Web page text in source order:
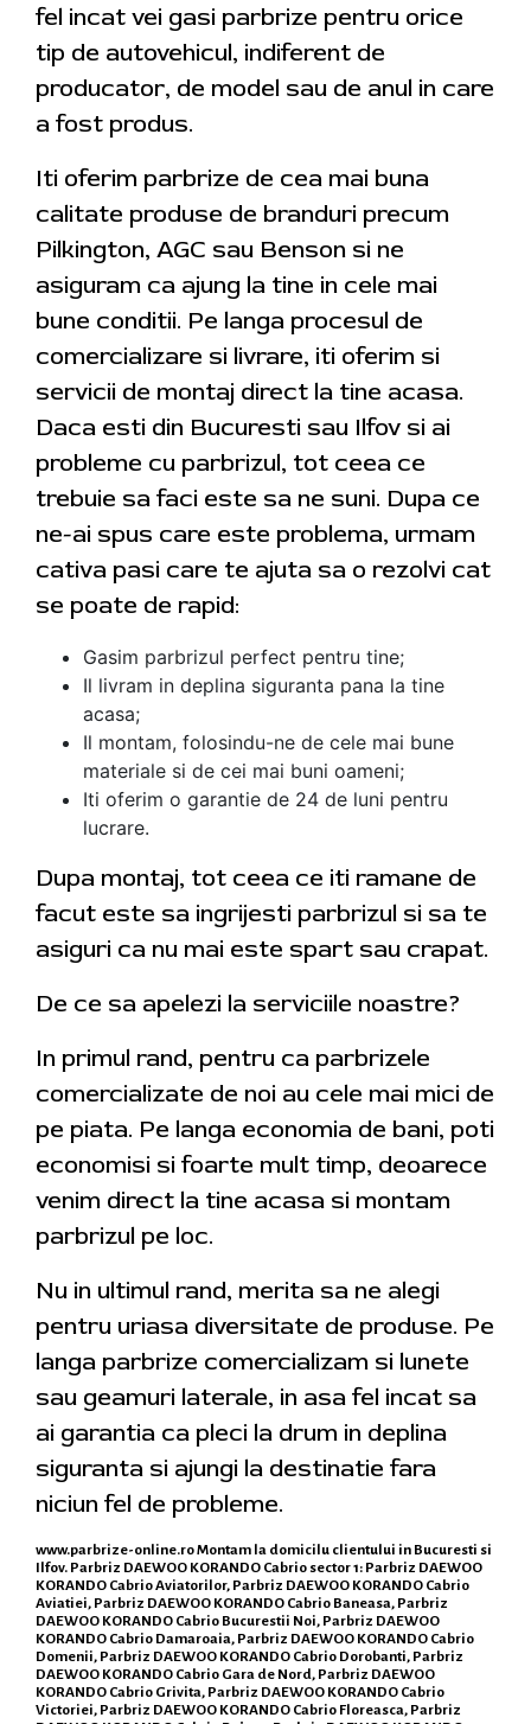
fel incat vei gasi parbrize pentru orice
tip de autovehicul, indiferent de
producator, de model sau de anul in care
a fost produs.
Iti oferim parbrize de cea mai buna
calitate produse de branduri precum
Pilkington, AGC sau Benson si ne
asiguram ca ajung la tine in cele mai
bune conditii. Pe langa procesul de
comercializare si livrare, iti oferim si
servicii de montaj direct la tine acasa.
Daca esti din Bucuresti sau Ilfov si ai
probleme cu parbrizul, tot ceea ce
trebuie sa faci este sa ne suni. Dupa ce
ne-ai spus care este problema, urmam
cativa pasi care te ajuta sa o rezolvi cat
se poate de rapid:
Gasim parbrizul perfect pentru tine;
Il livram in deplina siguranta pana la tine
acasa;
Il montam, folosindu-ne de cele mai bune
materiale si de cei mai buni oameni;
Iti oferim o garantie de 24 de luni pentru
lucrare.
Dupa montaj, tot ceea ce iti ramane de
facut este sa ingrijesti parbrizul si sa te
asiguri ca nu mai este spart sau crapat.
De ce sa apelezi la serviciile noastre?
In primul rand, pentru ca parbrizele
comercializate de noi au cele mai mici de
pe piata. Pe langa economia de bani, poti
economisi si foarte mult timp, deoarece
venim direct la tine acasa si montam
parbrizul pe loc.
Nu in ultimul rand, merita sa ne alegi
pentru uriasa diversitate de produse. Pe
langa parbrize comercializam si lunete
sau geamuri laterale, in asa fel incat sa
ai garantia ca pleci la drum in deplina
siguranta si ajungi la destinatie fara
niciun fel de probleme.
www.parbrize-online.roMontam la domicilu clientului in Bucuresti si
Ilfov. Parbriz DAEWOO KORANDO Cabrio sector 1: Parbriz DAEWOO
KORANDO Cabrio Aviatorilor, Parbriz DAEWOO KORANDO Cabrio
Aviatiei, Parbriz DAEWOO KORANDO Cabrio Baneasa, Parbriz
DAEWOO KORANDO Cabrio Bucurestii Noi, Parbriz DAEWOO
KORANDO Cabrio Damaroaia, Parbriz DAEWOO KORANDO Cabrio
Domenii, Parbriz DAEWOO KORANDO Cabrio Dorobanti, Parbriz
DAEWOO KORANDO Cabrio Gara de Nord, Parbriz DAEWOO
KORANDO Cabrio Grivita, Parbriz DAEWOO KORANDO Cabrio
Victoriei, Parbriz DAEWOO KORANDO Cabrio Floreasca, Parbriz